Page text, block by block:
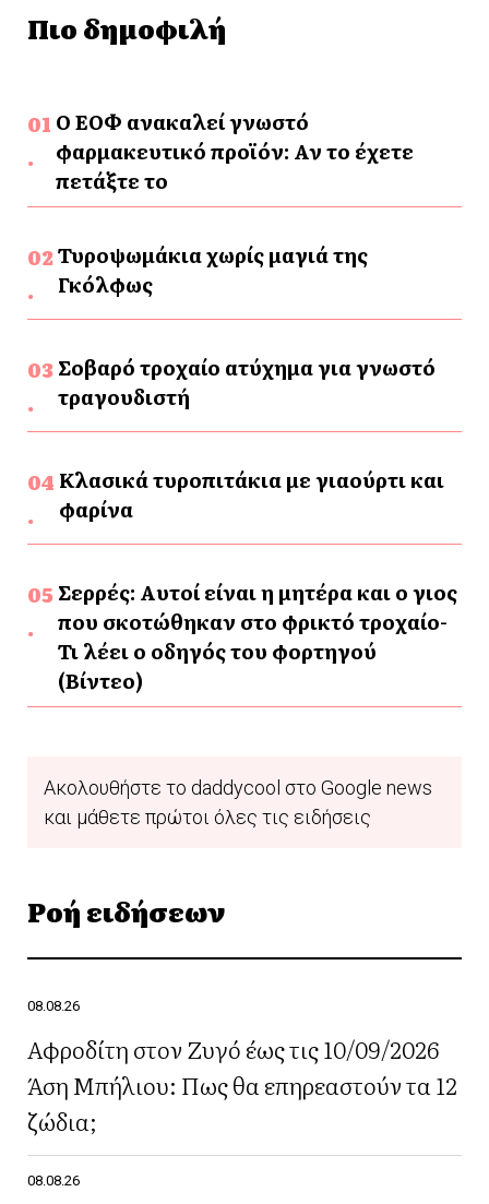
Πιο δημοφιλή
Ο ΕΟΦ ανακαλεί γνωστό
φαρμακευτικό προϊόν: Αν το έχετε
πετάξτε το
Τυροψωμάκια χωρίς μαγιά της
Γκόλφως
Σοβαρό τροχαίο ατύχημα για γνωστό
τραγουδιστή
Κλασικά τυροπιτάκια με γιαούρτι και
φαρίνα
Σερρές: Αυτοί είναι η μητέρα και ο γιος
που σκοτώθηκαν στο φρικτό τροχαίο-
Τι λέει ο οδηγός του φορτηγού
(Βίντεο)
Ακολουθήστε το daddycool στο Google news
και μάθετε πρώτοι όλες τις ειδήσεις
Ροή ειδήσεων
08.08.26
Αφροδίτη στον Ζυγό έως τις 10/09/2026
Άση Μπήλιου: Πως θα επηρεαστούν τα 12
ζώδια;
08.08.26